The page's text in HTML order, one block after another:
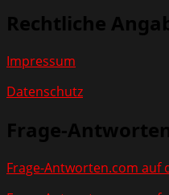
Rechtliche
Impressum
Datenschutz
Frage-
Frage-Antworten.com auf